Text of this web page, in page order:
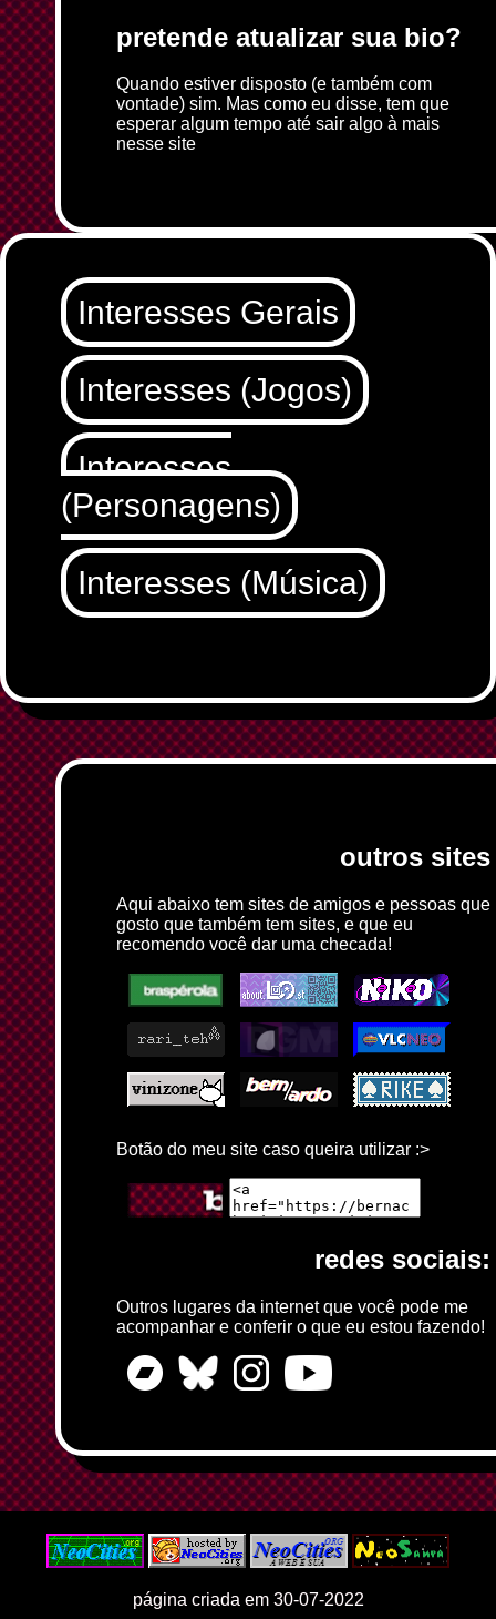
pretende atualizar sua bio?
Quando estiver disposto (e também com
vontade) sim. Mas como eu disse, tem que
esperar algum tempo até sair algo à mais
nesse site
Interesses Gerais
Interesses (Jogos)
Interesses
(Personagens)
Interesses (Música)
outros sites
Aqui abaixo tem sites de amigos e pessoas que
gosto que também tem sites, e que eu
recomendo você dar uma checada!
Botão do meu site caso queira utilizar :>
redes sociais:
Outros lugares da internet que você pode me
acompanhar e conferir o que eu estou fazendo!
página criada em 30-07-2022